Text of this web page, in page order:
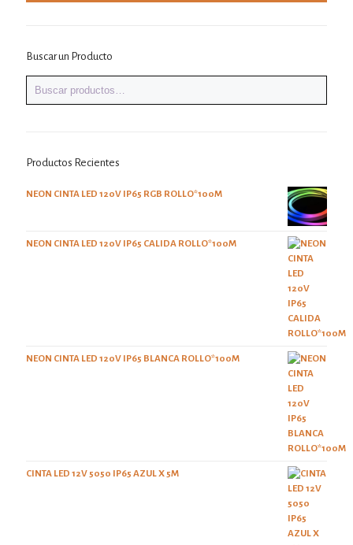
Buscar un Producto
Productos Recientes
NEON CINTA LED 120V IP65 RGB ROLLO*100M
NEON CINTA LED 120V IP65 CALIDA ROLLO*100M
NEON CINTA LED 120V IP65 BLANCA ROLLO*100M
CINTA LED 12V 5050 IP65 AZUL X 5M